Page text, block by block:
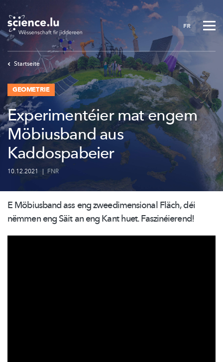
Skip
main
content
FR
Startseite
GEOMETRIE
Experimentéier mat engem
Möbiusband aus
Kaddospabeier
10.12.2021 | FNR
E Möbiusband ass engzweedimensionalFläch, déi
nëmmen eng Säit an eng Kant huet.Faszinéierend!